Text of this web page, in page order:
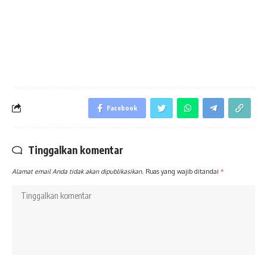
Facebook
Tinggalkan komentar
Alamat email Anda tidak akan dipublikasikan. Ruas yang wajib ditandai *